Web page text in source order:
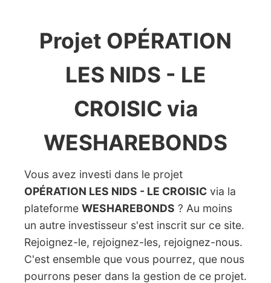
Projet OPÉRATION
LES NIDS - LE
CROISIC via
WESHAREBONDS
Vous avez investi dans le projet
OPÉRATION LES NIDS - LE CROISIC via la
plateforme WESHAREBONDS ? Au moins
un autre investisseur s'est inscrit sur ce site.
Rejoignez-le, rejoignez-les, rejoignez-nous.
C'est ensemble que vous pourrez, que nous
pourrons peser dans la gestion de ce projet.